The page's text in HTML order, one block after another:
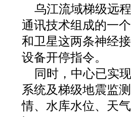
乌江流域梯级远
通讯技术组成的一
和卫星这两条神经
设备开停指令。
同时，中心已实
系统及梯级地震监
情、水库水位、天